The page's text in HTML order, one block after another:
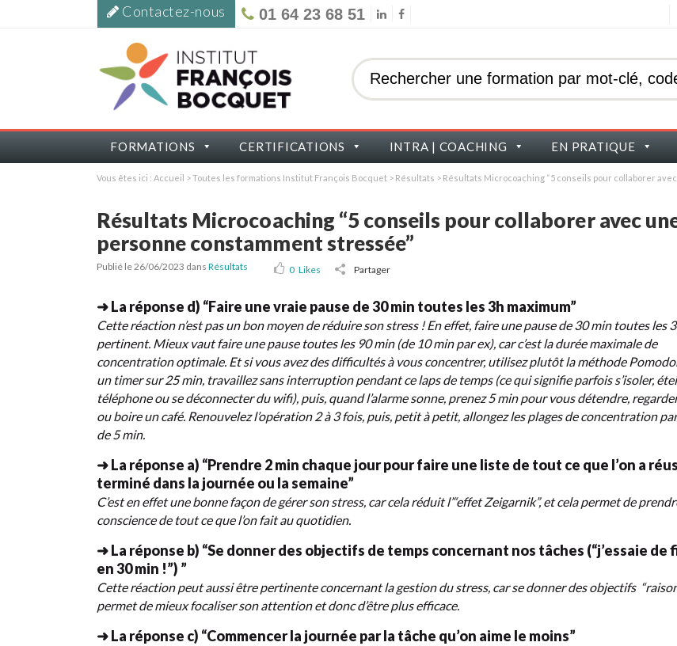
Contactez-nous 01 64 23 68 51
FORMATIONS CERTIFICATIONS INTRA | COACHING EN PRATIQUE
Vous êtes ici : Accueil >Toutes les formations Institut François Bocquet > Résultats > Résultats Microcoaching “5 conseils pour collaborer
Résultats Microcoaching “5 conseils pour collaborer avec
personne constamment stressée”
Publié le 26/06/2023 dans Résultats 0 Likes Partager
➜ La réponse d) “Faire une vraie pause de 30 min toutes les 3h maximum”
Cette réaction n’est pas un bon moyen de réduire son stress ! En effet, faire une pause de 30 min toutes les
pertinent. Mieux vaut faire une pause toutes les 90 min (de 10 min par ex), car c’est la durée maximale de
concentration optimale. Et si vous avez des difficultés à vous concentrer, utilisez plutôt la méthode
un timer sur 25 min, travaillez sans interruption pendant ce laps de temps (ce qui signifie parfois s’isoler,
téléphone ou se déconnecter du wifi), puis, quand l’alarme sonne, prenez 5 min pour vous détendre,
ou boire un café. Renouvelez l’opération 2 à 3 fois, puis, petit à petit, allongez les plages de concentration
de 5 min.
➜ La réponse a) “Prendre 2 min chaque jour pour faire une liste de tout ce que l’on a
terminé dans la journée ou la semaine”
C’est en effet une bonne façon de gérer son stress, car cela réduit l’“effet Zeigarnik”, et cela permet de
conscience de tout ce que l’on fait au quotidien.
➜ La réponse b) “Se donner des objectifs de temps concernant nos tâches (“j’essaie de
en 30 min !”) ”
Cette réaction peut aussi être pertinente concernant la gestion du stress, car se donner des objectifs
permet de mieux focaliser son attention et donc d’être plus efficace.
➜ La réponse c) “Commencer la journée par la tâche qu’on aime le moins”